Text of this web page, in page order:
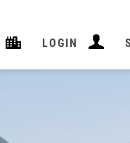
LOGIN